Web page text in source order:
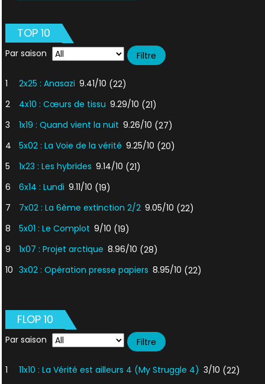
TOP 10
Par saison
1 2x25 : Anasazi 9.41/10 (22)
2
4x10 : Cœurs de tissu 9.29/10 (21)
3
1x19 : Quand vient la nuit 9.26/10 (27)
4
5x02 : La Voie de la vérité 9.25/10 (20)
5
1x23 : Les hybrides 9.14/10 (21)
6
6x14 : Lundi 9.11/10 (19)
7
7x02 : La 6ème extinction 2/2 9.05/10 (22)
8
5x01 : Le Complot 9/10 (19)
9
1x07 : Projet arctique 8.96/10 (28)
10 3x02 : Opération presse papiers 8.95/10 (22)
FLOP 10
Par saison
1 11x10 : La Vérité est ailleurs 4 (My Struggle 4) 3/10 (22)